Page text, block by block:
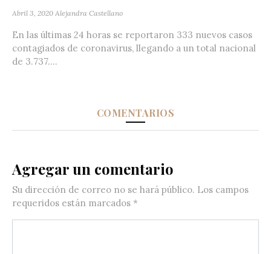
Abril 3, 2020 Alejandra Castellano
En las últimas 24 horas se reportaron 333 nuevos casos
contagiados de coronavirus, llegando a un total nacional
de 3.737....
COMENTARIOS
Agregar un comentario
Su dirección de correo no se hará público. Los campos
requeridos están marcados *